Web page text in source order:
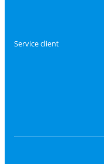
Service client